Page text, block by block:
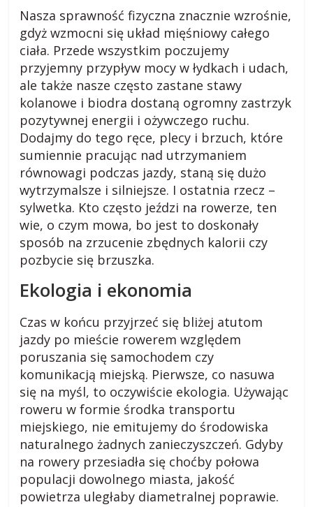
Nasza sprawność fizyczna znacznie wzrośnie,
gdyż wzmocni się układ mięśniowy całego
ciała. Przede wszystkim poczujemy
przyjemny przypływ mocy w łydkach i udach,
ale także nasze często zastane stawy
kolanowe i biodra dostaną ogromny zastrzyk
pozytywnej energii i ożywczego ruchu.
Dodajmy do tego ręce, plecy i brzuch, które
sumiennie pracując nad utrzymaniem
równowagi podczas jazdy, staną się dużo
wytrzymalsze i silniejsze. I ostatnia rzecz –
sylwetka. Kto często jeździ na rowerze, ten
wie, o czym mowa, bo jest to doskonały
sposób na zrzucenie zbędnych kalorii czy
pozbycie się brzuszka.
Ekologia i ekonomia
Czas w końcu przyjrzeć się bliżej atutom
jazdy po mieście rowerem względem
poruszania się samochodem czy
komunikacją miejską. Pierwsze, co nasuwa
się na myśl, to oczywiście ekologia. Używając
roweru w formie środka transportu
miejskiego, nie emitujemy do środowiska
naturalnego żadnych zanieczyszczeń. Gdyby
na rowery przesiadła się choćby połowa
populacji dowolnego miasta, jakość
powietrza uległaby diametralnej poprawie.